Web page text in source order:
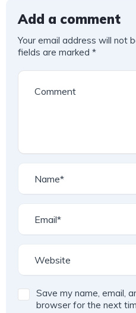
Add a comment
Your email address will not
fields are marked *
Save my name, email,
browser for the next